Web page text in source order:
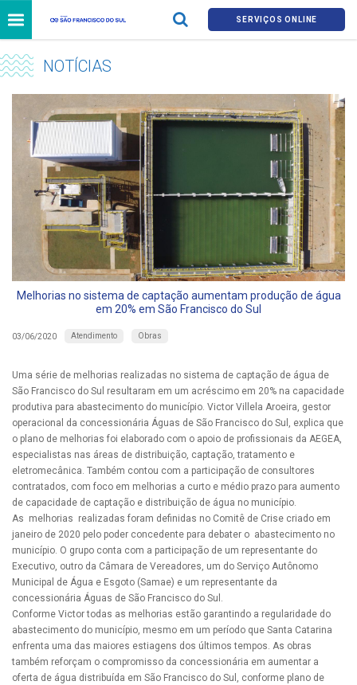
SERVIÇOS ONLINE
NOTÍCIAS
Melhorias no sistema de captação aumentam produção de água
em 20% em São Francisco do Sul
03/06/2020 Atendimento Obras
Uma série de melhorias realizadas no sistema de captação de água de
São Francisco do Sul resultaram em um acréscimo em 20% na capacidade
produtiva para abastecimento do município. Victor Villela Aroeira, gestor
operacional da concessionária Águas de São Francisco do Sul, explica que
o plano de melhorias foi elaborado com o apoio de profissionais da AEGEA,
especialistas nas áreas de distribuição, captação, tratamento e
eletromecânica. Também contou com a participação de consultores
contratados, com foco em melhorias a curto e médio prazo para aumento
de capacidade de captação e distribuição de água no município.
As melhorias realizadas foram definidas no Comitê de Crise criado em
janeiro de 2020 pelo poder concedente para debater o abastecimento no
município. O grupo conta com a participação de um representante do
Executivo, outro da Câmara de Vereadores, um do Serviço Autônomo
Municipal de Água e Esgoto (Samae) e um representante da
concessionária Águas de São Francisco do Sul.
Conforme Victor todas as melhorias estão garantindo a regularidade do
abastecimento do município, mesmo em um período que Santa Catarina
enfrenta uma das maiores estiagens dos últimos tempos. As obras
também reforçam o compromisso da concessionária em aumentar a
oferta de água distribuída em São Francisco do Sul, conforme plano de